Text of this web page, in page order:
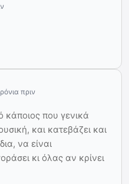
πριν
κάποιος που γενικά
και κατεβάζει και
να είναι
κι όλας αν κρίνει